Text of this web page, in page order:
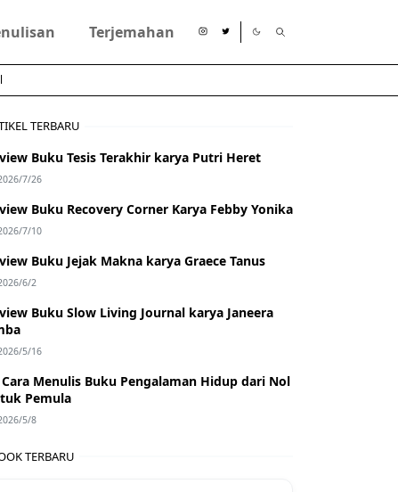
Terjemahan
TERBARU
Buku Tesis Terakhir karya Putri Heret
7/26
Buku Recovery Corner Karya Febby Yonika
7/10
Buku Jejak Makna karya Graece Tanus
6/2
Buku Slow Living Journal karya Janeera
5/16
Cara Menulis Buku Pengalaman Hidup dari Nol
Pemula
5/8
TERBARU